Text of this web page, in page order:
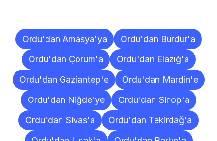
Ordu'dan Amasya'ya
Ordu'dan Burdur'a
Ordu'dan Çorum'a
Ordu'dan Elazığ'a
Ordu'dan Gaziantep'e
Ordu'dan Mardin'e
Ordu'dan Niğde'ye
Ordu'dan Sinop'a
Ordu'dan Sivas'a
Ordu'dan Tekirdağ'a